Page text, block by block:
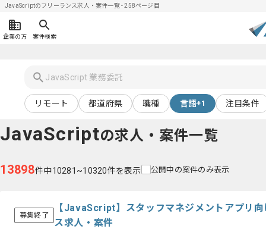
JavaScriptのフリーランス求人・案件一覧 - 258ページ目
企業の方 案件検索
リモート 都道府県 職種 言語+1 注目条件
JavaScriptの求人・案件一覧
13898件中10281~10320件を表示 公開中の案件のみ表示
募集終了
【JavaScript】スタッフマネジメントアプリ
ス求人・案件